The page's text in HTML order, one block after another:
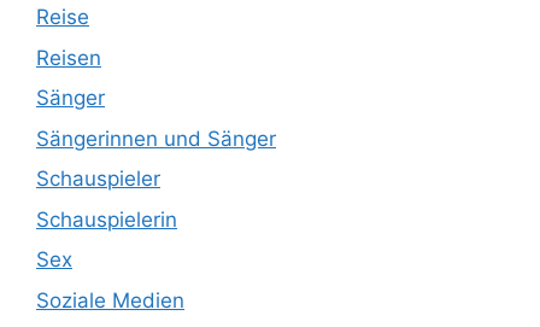
Reise
Reisen
Sänger
Sängerinnen und Sänger
Schauspieler
Schauspielerin
Sex
Soziale Medien